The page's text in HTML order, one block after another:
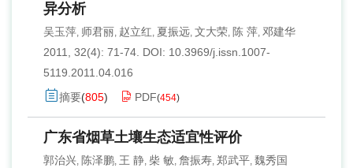
异分析
吴玉萍, 师君丽, 赵立红, 夏振远, 文大荣, 陈 萍, 邓建华
2011, 32(4): 71-74. DOI: 10.3969/j.issn.1007-
5119.2011.04.016
摘要(805) PDF(454)
广东省烟草土壤生态适宜性评价
郭治兴, 陈泽鹏, 王 静, 柴 敏, 詹振寿, 郑武平, 魏秀国